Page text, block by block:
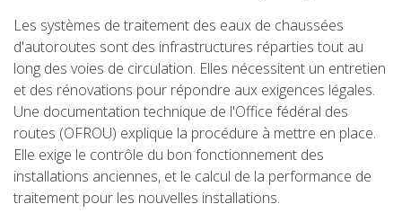
Les systèmes de traitement des eaux de chaussées
d'autoroutes sont des infrastructures réparties tout au
long des voies de circulation. Elles nécessitent un entretien
et des rénovations pour répondre aux exigences légales.
Une documentation technique de l'Office fédéral des
routes (OFROU) explique la procédure à mettre en place.
Elle exige le contrôle du bon fonctionnement des
installations anciennes, et le calcul de la performance de
traitement pour les nouvelles installations.